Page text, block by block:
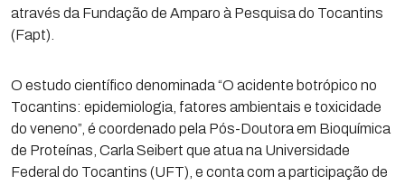
através da Fundação de Amparo à Pesquisa do Tocantins
(Fapt).
O estudo científico denominada “O acidente botrópico no
Tocantins: epidemiologia, fatores ambientais e toxicidade
do veneno”, é coordenado pela Pós-Doutora em Bioquímica
de Proteínas, Carla Seibert que atua na Universidade
Federal do Tocantins (UFT), e conta com a participação de